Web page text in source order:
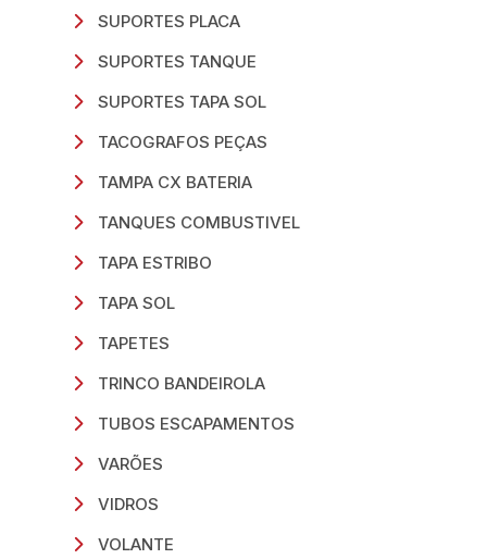
SUPORTES PLACA
SUPORTES TANQUE
SUPORTES TAPA SOL
TACOGRAFOS PEÇAS
TAMPA CX BATERIA
TANQUES COMBUSTIVEL
TAPA ESTRIBO
TAPA SOL
TAPETES
TRINCO BANDEIROLA
TUBOS ESCAPAMENTOS
VARÕES
VIDROS
VOLANTE